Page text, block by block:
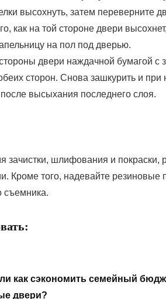
высохнуть, затем переверните
как на той стороне двери
на пол под дверью.
двери наждачной бумагой с
сторон. Снова зашкурить и при
высыхания последнего слоя.
зачистки, шлифования и покраски,
Кроме того, надевайте резиновые
съемника.
как сэкономить семейный
двери?